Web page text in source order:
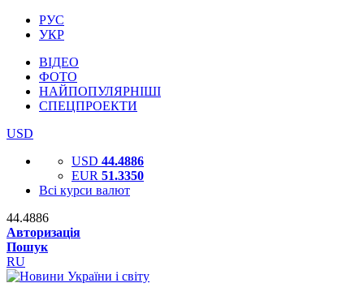
РУС
УКР
ВІДЕО
ФОТО
НАЙПОПУЛЯРНІШІ
СПЕЦПРОЕКТИ
USD
USD 44.4886
EUR 51.3350
Всі курси валют
44.4886
Авторизація
Пошук
RU